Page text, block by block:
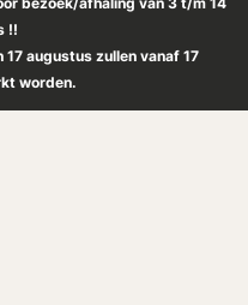
!!
augustus zullen vanaf 17
worden.